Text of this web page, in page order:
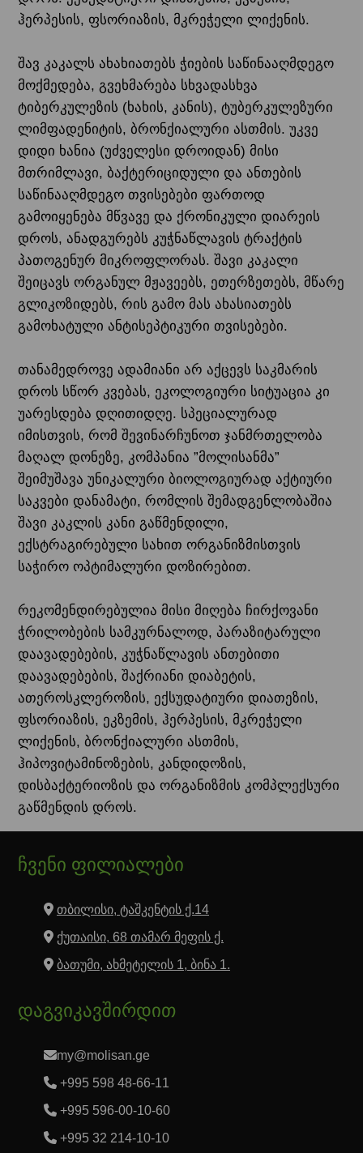
ჰერპესის, ფსორიაზის, მკრეჭელი ლიქენის.
შავ კაკალს ახახიათებს ჭიების საწინააღმდეგო
მოქმედება, გვეხმარება სხვადასხვა
ტიბერკულეზის (ხახის, კანის), ტუბერკულეზური
ლიმფადენიტის, ბრონქიალური ასთმის. უკვე
დიდი ხანია (უძველესი დროიდან) მისი
მთრიმლავი, ბაქტერიციდული და ანთების
საწინააღმდეგო თვისებები ფართოდ
გამოიყენება მწვავე და ქრონიკული დიარეის
დროს, ანადგურებს კუჭნაწლავის ტრაქტის
პათოგენურ მიკროფლორას. შავი კაკალი
შეიცავს ორგანულ მჟავეებს, ეთერზეთებს, მწარე
გლიკოზიდებს, რის გამო მას ახასიათებს
გამოხატული ანტისეპტიკური თვისებები.
თანამედროვე ადამიანი არ აქცევს საკმარის
დროს სწორ კვებას, ეკოლოგიური სიტუაცია კი
უარესდება დღითიდღე. სპეციალურად
იმისთვის, რომ შევინარჩუნოთ ჯანმრთელობა
მაღალ დონეზე, კომპანია ”მოლისანმა”
შეიმუშავა უნიკალური ბიოლოგიურად აქტიური
საკვები დანამატი, რომლის შემადგენლობაშია
შავი კაკლის კანი გაწმენდილი,
ექსტრაგირებული სახით ორგანიზმისთვის
საჭირო ოპტიმალური დოზირებით.
რეკომენდირებულია მისი მიღება ჩირქოვანი
ჭრილობების სამკურნალოდ, პარაზიტარული
დაავადებების, კუჭნაწლავის ანთებითი
დაავადებების, შაქრიანი დიაბეტის,
ათეროსკლეროზის, ექსუდატიური დიათეზის,
ფსორიაზის, ეკზემის, ჰერპესის, მკრეჭელი
ლიქენის, ბრონქიალური ასთმის,
ჰიპოვიტამინოზების, კანდიდოზის,
დისბაქტერიოზის და ორგანიზმის კომპლექსური
გაწმენდის დროს.
ჩვენი ფილიალები
თბილისი, ტაშკენტის ქ.14
ქუთაისი, 68 თამარ მეფის ქ.
ბათუმი, ახმეტელის 1, ბინა 1.
დაგვიკავშირდით
my@molisan.ge
+995 598 48-66-11
+995 596-00-10-60
+995 32 214-10-10